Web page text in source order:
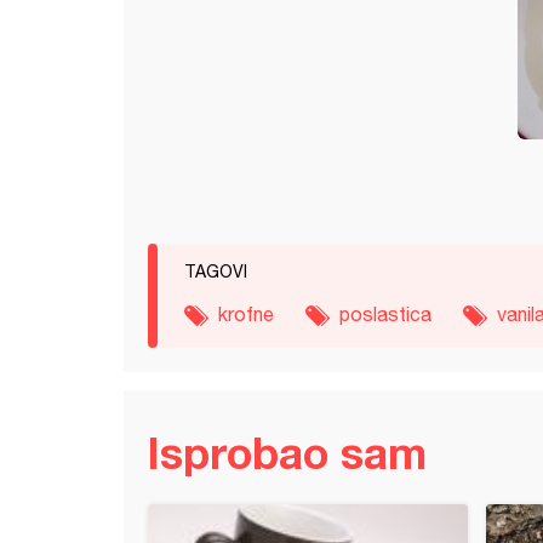
TAGOVI
krofne poslastica
Isprobao sam